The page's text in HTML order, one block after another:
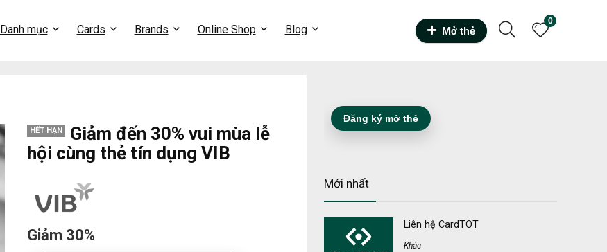
Danh mục Cards Brands Online Shop Blog Mở thẻ
0
HẾT HẠN
Giảm đến 30% vui mùa lễ
hội cùng thẻ tín dụng VIB
Giảm 30%
Đăng ký mở thẻ
Mới nhất
Liên hệ CardTOT
Khác